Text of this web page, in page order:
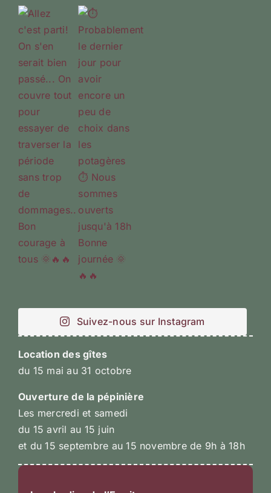
Suivez-nous sur Instagram
Location des gîtes
du 15 mai au 31 octobre
Ouverture de la pépinière
Les mercredi et samedi
du 15 avril au 15 juin
et du 15 septembre au 15 novembre de 9h à 18h